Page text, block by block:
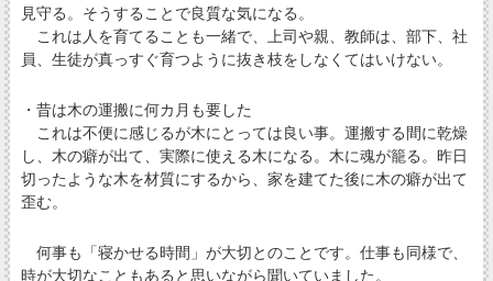
見守る。そうすることで良質な気になる。
これは人を育てることも一緒で、上司や親、教師は、部下、社
員、生徒が真っすぐ育つように抜き枝をしなくてはいけない。
・昔は木の運搬に何カ月も要した
これは不便に感じるが木にとっては良い事。運搬する間に乾燥
し、木の癖が出て、実際に使える木になる。木に魂が籠る。昨日
切ったような木を材質にするから、家を建てた後に木の癖が出て
歪む。
何事も「寝かせる時間」が大切とのことです。仕事も同様で、
時が大切なこともあると思いながら聞いていました。